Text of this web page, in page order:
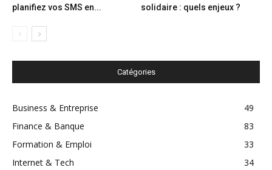
planifiez vos SMS en...
solidaire : quels enjeux ?
Catégories
Business & Entreprise
49
Finance & Banque
83
Formation & Emploi
33
Internet & Tech
34